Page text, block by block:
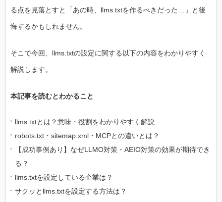
る点を見落とすと「あの時、llms.txtを作るべきだった…」と後
悔するかもしれません。
そこで今回、llms.txtの設定に関する以下の内容をわかりやすく
解説します。
本記事を読むとわかること
llms.txtとは？意味・役割をわかりやすく解説
robots.txt・sitemap.xml・MCPとの違いとは？
【成功事例あり】なぜLLMO対策・AEIO対策の効果が期待でき
る？
llms.txtを設定している企業は？
サクッとllms.txtを設定する方法は？